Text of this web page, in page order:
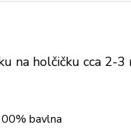
na holčičku cca 2-3
bavlna